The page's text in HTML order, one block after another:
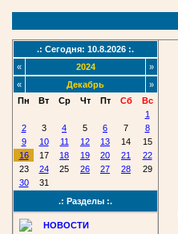
.: Сегодня: 10.8.2026 :.
«
2024
»
«
Декабрь
»
Пн
Вт Ср Чт Пт Сб
Вс
1
2
3 4 5 6 7
8
9
10 11 12 13 14
15
16
17 18 19 20 21
22
23
24 25 26 27 28
29
30
31
.: Разделы :.
НОВОСТИ